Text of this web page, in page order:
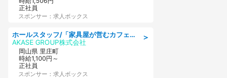
正社員
スポンサー：求人ボックス
＞
ホールスタッフ/「家具屋が営むカフェスタッフ!」週2日～OK!嬉しいまかない付き/岡山県/浅口郡里庄町
AKASE GROUP株式会社
岡山県 里庄町
時給1,100円～
正社員
スポンサー：求人ボックス